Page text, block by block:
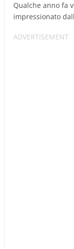
Qualche anno fa
impressionato